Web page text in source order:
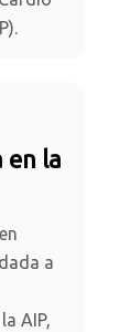
en la
a
AIP,